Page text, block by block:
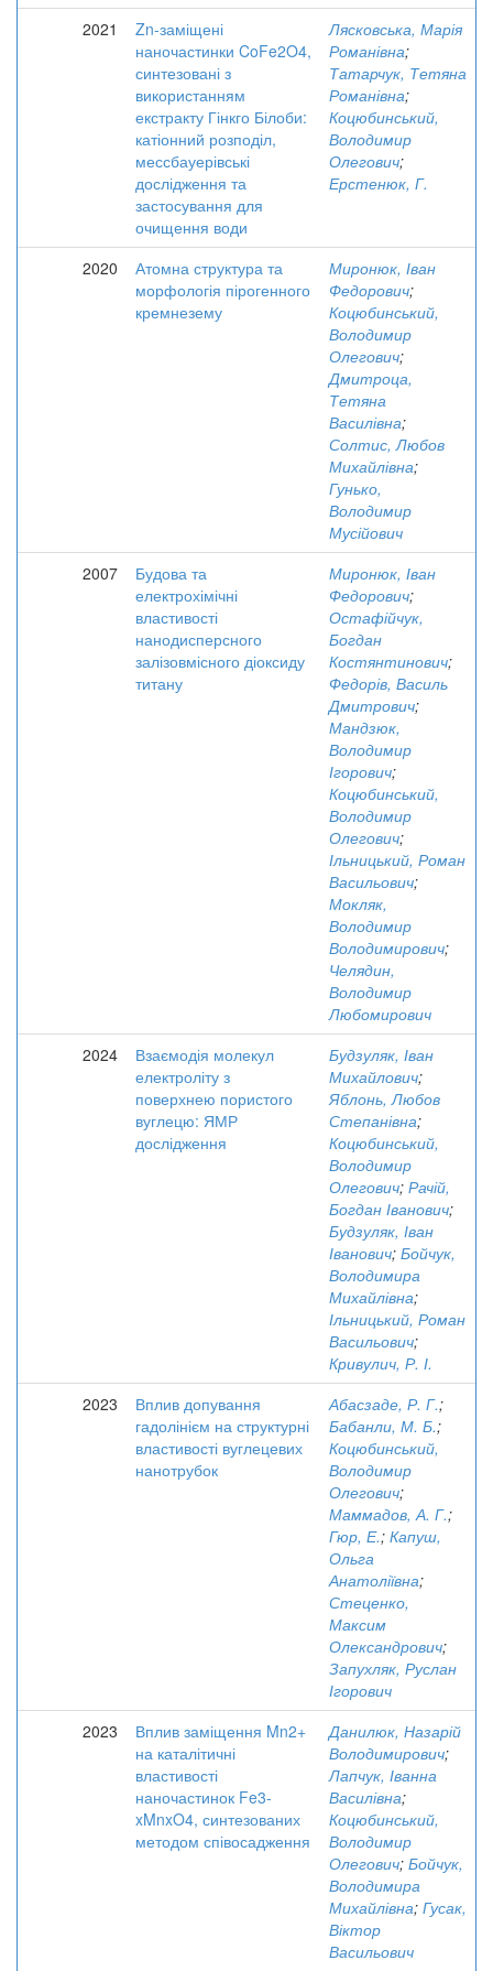
2021
Zn-заміщені
наночастинки CoFe2O4,
синтезовані з
використанням
екстракту Гінкго Білоби:
катіонний розподіл,
мессбауерівські
дослідження та
застосування для
очищення води
Лясковська, Марія
Романівна;
Татарчук, Тетяна
Романівна;
Коцюбинський,
Володимир
Олегович;
Ерстенюк, Г.
2020
Атомна структура та
морфологія пірогенного
кремнезему
Миронюк, Іван
Федорович;
Коцюбинський,
Володимир
Олегович;
Дмитроца,
Тетяна
Василівна;
Солтис, Любов
Михайлівна;
Гунько,
Володимир
Мусійович
2007
Будова та
електрохімічні
властивості
нанодисперсного
залізовмісного діоксиду
титану
Миронюк, Іван
Федорович;
Остафійчук,
Богдан
Костянтинович;
Федорів, Василь
Дмитрович;
Мандзюк,
Володимир
Ігорович;
Коцюбинський,
Володимир
Олегович;
Ільницький, Роман
Васильович;
Мокляк,
Володимир
Володимирович;
Челядин,
Володимир
Любомирович
2024
Взаємодія молекул
електроліту з
поверхнею пористого
вуглецю: ЯМР
дослідження
Будзуляк, Іван
Михайлович;
Яблонь, Любов
Степанівна;
Коцюбинський,
Володимир
Олегович; Рачій,
Богдан Іванович;
Будзуляк, Іван
Іванович; Бойчук,
Володимира
Михайлівна;
Ільницький, Роман
Васильович;
Кривулич, Р. І.
2023
Вплив допування
гадолінієм на структурні
властивості вуглецевих
нанотрубок
Абасзаде, Р. Г.;
Бабанли, М. Б.;
Коцюбинський,
Володимир
Олегович;
Маммадов, А. Г.;
Гюр, Е.; Капуш,
Ольга
Анатоліївна;
Стеценко,
Максим
Олександрович;
Запухляк, Руслан
Ігорович
2023
Вплив заміщення Mn2+
на каталітичні
властивості
наночастинок Fe3-
xMnxO4, синтезованих
методом співосадження
Данилюк, Назарій
Володимирович;
Лапчук, Іванна
Василівна;
Коцюбинський,
Володимир
Олегович; Бойчук,
Володимира
Михайлівна; Гусак,
Віктор
Васильович